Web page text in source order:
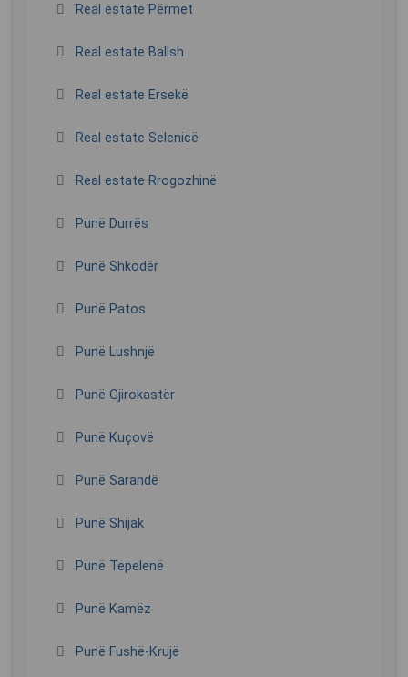
Real estate Përmet
Real estate Ballsh
Real estate Ersekë
Real estate Selenicë
Real estate Rrogozhinë
Punë Durrës
Punë Shkodër
Punë Patos
Punë Lushnjë
Punë Gjirokastër
Punë Kuçovë
Punë Sarandë
Punë Shijak
Punë Tepelenë
Punë Kamëz
Punë Fushë-Krujë